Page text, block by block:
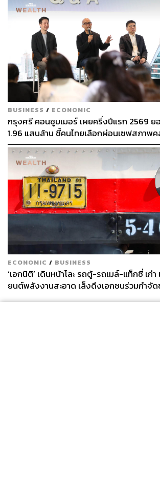
BUSINESS / ECONOMIC
กรุงศรี คอนซูมเมอร์ เผยครึ่งปีแรก 2569 ย
1.96 แสนล้าน ชี้คนไทยเลือกผ่อนเซฟสภาพ
เศรษฐกิจผันผวนฉุดผลประกอบการพลาดเป้
ECONOMIC / BUSINESS
‘เอกนิติ’ เดินหน้าโละ รถตู้-รถเมล์-แท็กซี่ เก่
ยนต์พลังงานสะอาด เล็งดึงเอกชนร่วมกำจัด